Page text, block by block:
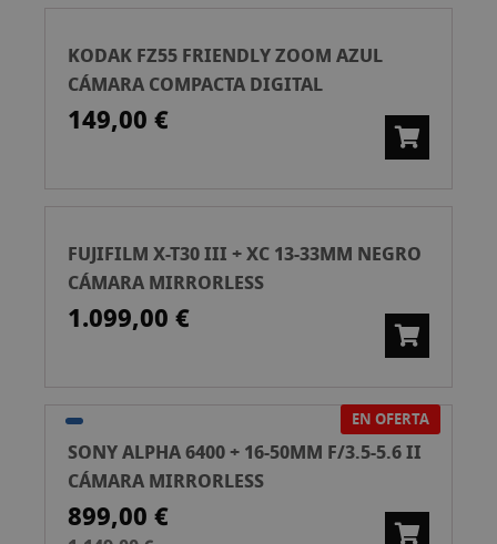
KODAK FZ55 FRIENDLY ZOOM AZUL
CÁMARA COMPACTA DIGITAL
149,00 €
FUJIFILM X-T30 III + XC 13-33MM NEGRO
CÁMARA MIRRORLESS
1.099,00 €
EN OFERTA
SONY ALPHA 6400 + 16-50MM F/3.5-5.6 II
CÁMARA MIRRORLESS
899,00 €